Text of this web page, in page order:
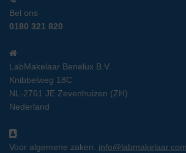
Bel ons
0180 321 820
LabMakelaar Benelux B.V.
Knibbelweg 18C
NL-2761 JE Zevenhuizen (ZH)
Nederland
Voor algemene zaken: info@labmakelaar.com